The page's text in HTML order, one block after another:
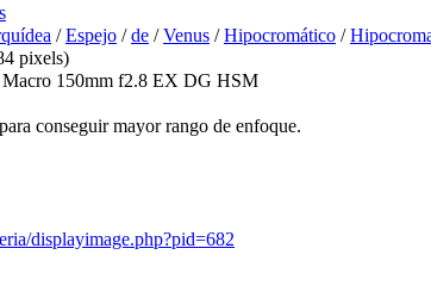
/Espejo /de /Venus /Hipocromático /
pixels)
150mm f2.8 EX DG HSM
conseguir mayor rango de enfoque.
displayimage.php?pid=682